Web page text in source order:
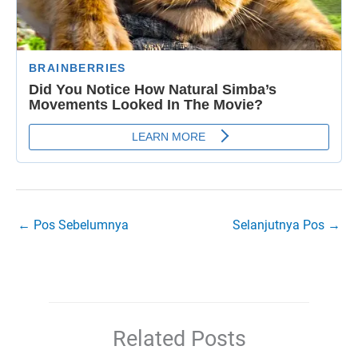
← Pos Sebelumnya Selanjutnya Pos →
Related Posts